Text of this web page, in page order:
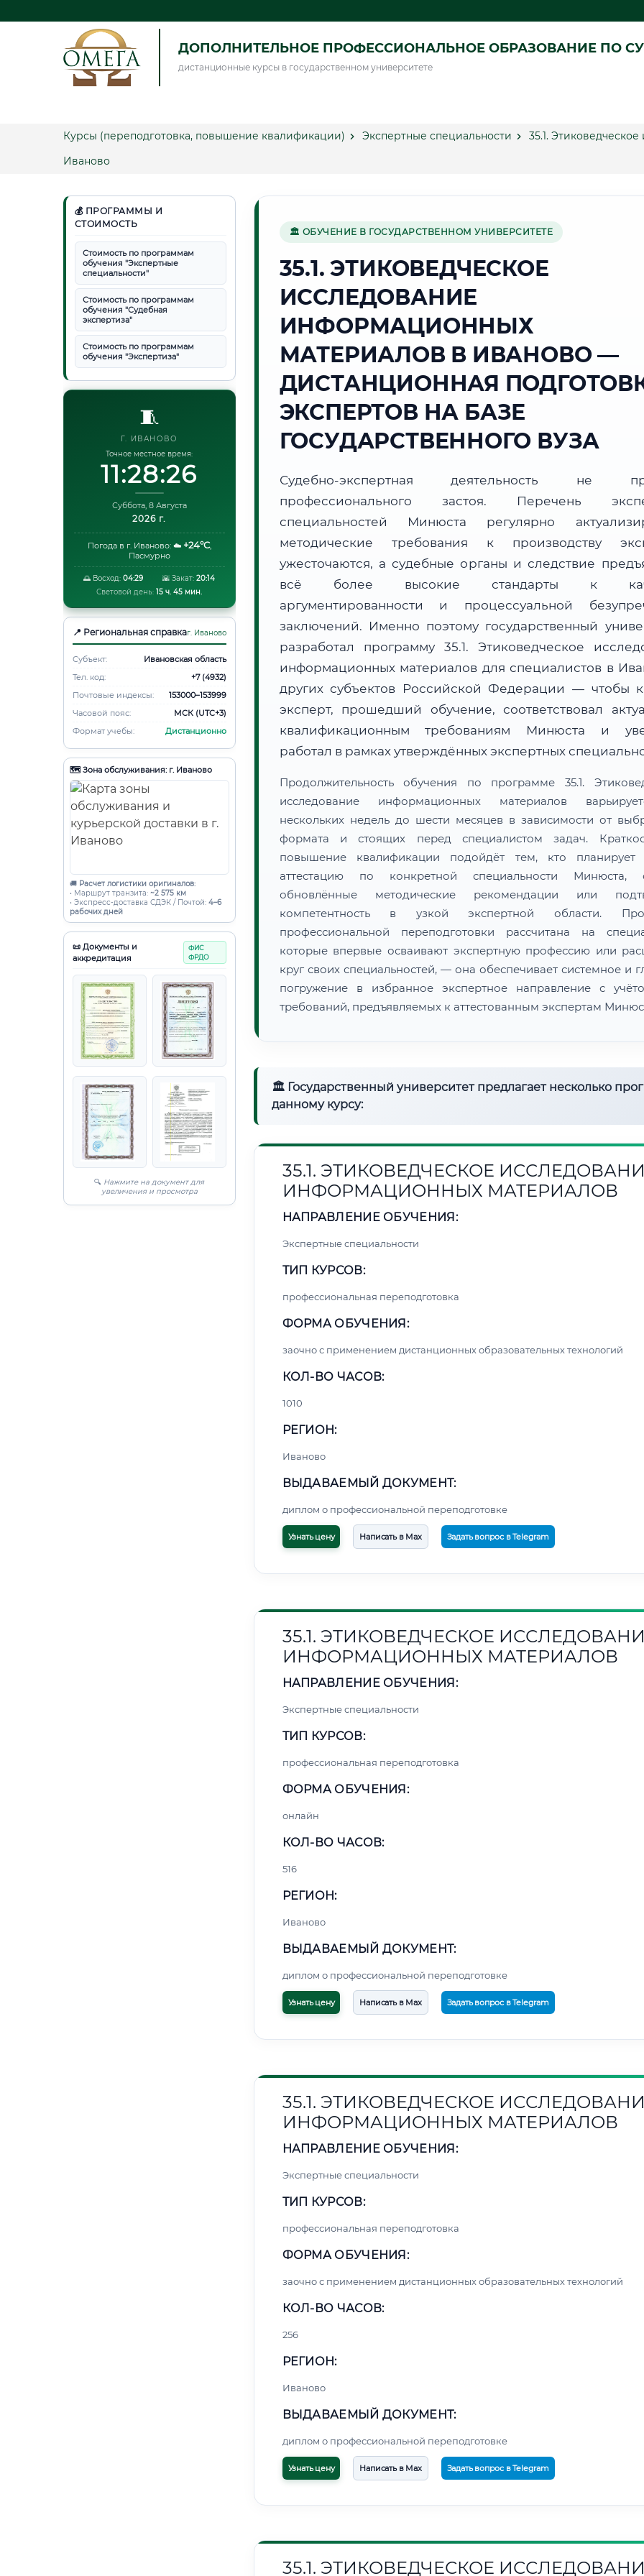
ДОПОЛНИТЕЛЬНОЕ ПРОФЕССИОНАЛЬНОЕ ОБРАЗОВАНИЕ ПО
дистанционные курсы в государственном университете
Курсы (переподготовка, повышение квалификации) Экспертные специальности
35.1.
Иваново
💰 ПРОГРАММЫ И
СТОИМОСТЬ
Стоимость по программам
обучения "Экспертные
специальности"
Стоимость по программам
обучения "Судебная
экспертиза"
Стоимость по программам
обучения "Экспертиза"
🧵
Г. ИВАНОВО
Точное местное время:
11:28:26
Суббота, 8 Августа
2026 г.
Погода в г. Иваново: ☁️ +24°C,
Пасмурно
🌅 Восход: 04:29 🌇 Закат: 20:14
Световой день: 15 ч. 45 мин.
📍 Региональная справкаг. Иваново
Субъект:
Ивановская область
Тел. код:
+7 (4932)
Почтовые индексы:
153000–153999
Часовой пояс:
МСК (UTC+3)
Формат учебы:
Дистанционно
🗺️ Зона обслуживания: г. Иваново
🚚 Расчет логистики оригиналов:
• Маршрут транзита: ~2 575 км
• Экспресс-доставка СДЭК / Почтой: 4–6
рабочих дней
📜 Документы и
аккредитация
ФИС
ФРДО
🔍 Нажмите на документ для
увеличения и просмотра
🏛 ОБУЧЕНИЕ В ГОСУДАРСТВЕННОМ УНИВЕРСИТЕТЕ
35.1. ЭТИКОВЕДЧЕСКОЕ
ИССЛЕДОВАНИЕ
ИНФОРМАЦИОННЫХ
МАТЕРИАЛОВ В ИВАНОВО —
ДИСТАНЦИОННАЯ
ЭКСПЕРТОВ НА БАЗЕ
ГОСУДАРСТВЕННОГО ВУЗА
Судебно-экспертная деятельность не
профессионального застоя. Перечень
специальностей Минюста регулярно
методические требования к производству
ужесточаются, а судебные органы и следствие
всё более высокие стандарты к
аргументированности и процессуальной
заключений. Именно поэтому государственный
разработал программу 35.1. Этиковедческое
информационных материалов для специалистов в
других субъектов Российской Федерации — чтобы
эксперт, прошедший обучение, соответствовал
квалификационным требованиям Минюста и
работал в рамках утверждённых экспертных
Продолжительность обучения по программе 35.1.
исследование информационных материалов
нескольких недель до шести месяцев в зависимости от
формата и стоящих перед специалистом задач.
повышение квалификации подойдёт тем, кто планирует
аттестацию по конкретной специальности Минюста,
обновлённые методические рекомендации или
компетентность в узкой экспертной области.
профессиональной переподготовки рассчитана на
которые впервые осваивают экспертную профессию или
круг своих специальностей, — она обеспечивает системное и
погружение в избранное экспертное направление с
требований, предъявляемых к аттестованным экспертам
🏛 Государственный университет предлагает несколько
данному курсу:
35.1. ЭТИКОВЕДЧЕСКОЕ
ИНФОРМАЦИОННЫХ МАТЕРИАЛОВ
НАПРАВЛЕНИЕ ОБУЧЕНИЯ:
Экспертные специальности
ТИП КУРСОВ:
профессиональная переподготовка
ФОРМА ОБУЧЕНИЯ:
заочно с применением дистанционных образовательных технологий
КОЛ-ВО ЧАСОВ:
1010
РЕГИОН:
Иваново
ВЫДАВАЕМЫЙ ДОКУМЕНТ:
диплом о профессиональной переподготовке
Узнать цену Написать в Max Задать вопрос в Telegram
35.1. ЭТИКОВЕДЧЕСКОЕ
ИНФОРМАЦИОННЫХ МАТЕРИАЛОВ
НАПРАВЛЕНИЕ ОБУЧЕНИЯ:
Экспертные специальности
ТИП КУРСОВ:
профессиональная переподготовка
ФОРМА ОБУЧЕНИЯ:
онлайн
КОЛ-ВО ЧАСОВ:
516
РЕГИОН:
Иваново
ВЫДАВАЕМЫЙ ДОКУМЕНТ:
диплом о профессиональной переподготовке
Узнать цену Написать в Max Задать вопрос в Telegram
35.1. ЭТИКОВЕДЧЕСКОЕ
ИНФОРМАЦИОННЫХ МАТЕРИАЛОВ
НАПРАВЛЕНИЕ ОБУЧЕНИЯ:
Экспертные специальности
ТИП КУРСОВ:
профессиональная переподготовка
ФОРМА ОБУЧЕНИЯ:
заочно с применением дистанционных образовательных технологий
КОЛ-ВО ЧАСОВ:
256
РЕГИОН:
Иваново
ВЫДАВАЕМЫЙ ДОКУМЕНТ:
диплом о профессиональной переподготовке
Узнать цену Написать в Max Задать вопрос в Telegram
35.1. ЭТИКОВЕДЧЕСКОЕ